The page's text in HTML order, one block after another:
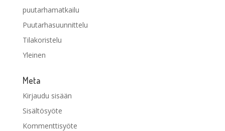
puutarhamatkailu
Puutarhasuunnittelu
Tilakoristelu
Yleinen
Meta
Kirjaudu sisään
Sisältösyöte
Kommenttisyöte